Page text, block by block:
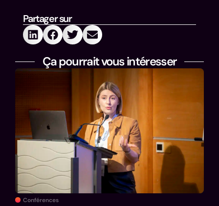
Partager sur
Ça pourrait vous intéresser
Conférences